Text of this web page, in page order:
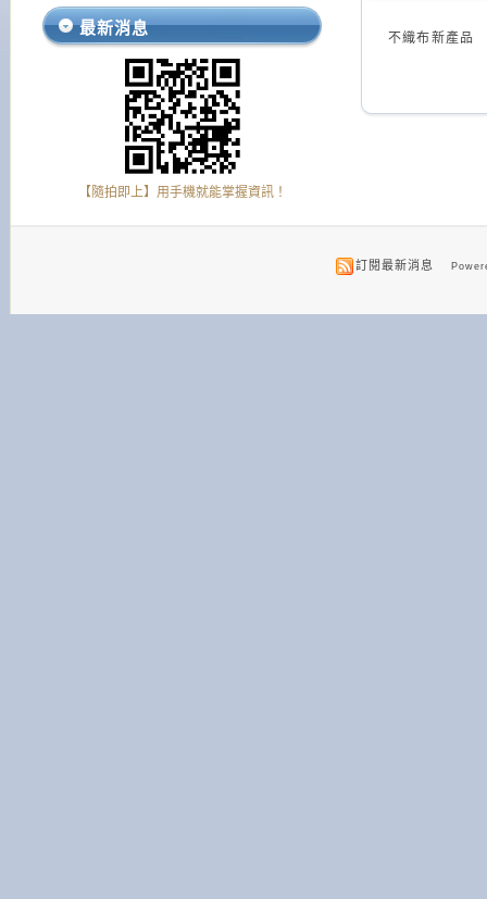
不織布新產品
最新消息
【隨拍即上】用手機就能掌握資訊！
訂閱最新消息